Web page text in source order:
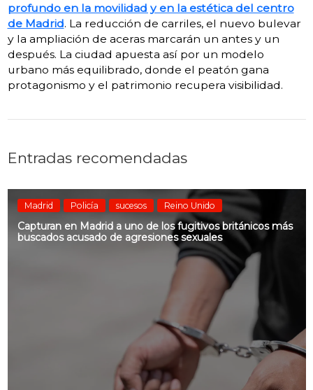
profundo en la movilidad y en la estética del centro
de Madrid. La reducción de carriles, el nuevo bulevar
y la ampliación de aceras marcarán un antes y un
después. La ciudad apuesta así por un modelo
urbano más equilibrado, donde el peatón gana
protagonismo y el patrimonio recupera visibilidad.
Entradas recomendadas
Madrid Policía sucesos Reino Unido
Capturan en Madrid a uno de los fugitivos británicos más
buscados acusado de agresiones sexuales